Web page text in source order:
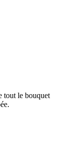
tout le bouquet